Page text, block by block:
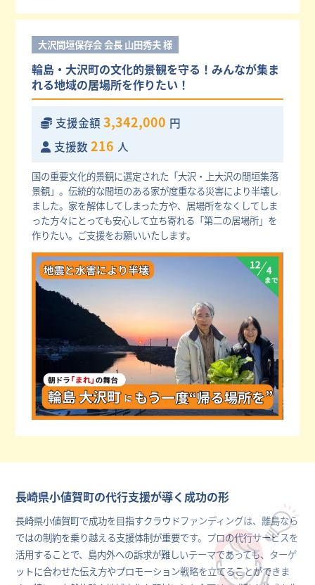
大沢間垣保存会 会長 山田秀夫 様
輪島・大沢町の文化的景観を守る！みんなが集ま
れる地域の居場所を作りたい！
支援金額 3,342,000 円
支援数 216 人
国の重要文化的景観に選定された「大沢・上大沢の間垣集落
景観」。伝統的な間垣のある家が度重なる災害により半壊し
ました。家を解体してしまった方や、居場所をなくしてしま
った方々にとっても安心して立ち寄れる「第二の居場所」を
作りたい。ご支援をお願いいたします。
長崎県小値賀町の代行支援が導く成功の形
長崎県小値賀町で成功を目指すクラウドファンディングは、離島なら
ではの制約を乗り越える支援体制が重要です。プロの代行サービスを
活用することで、島内外への訴求が難しいテーマであっても、ターゲ
ットに合わせた伝え方やプロモーション戦略を立てることができま